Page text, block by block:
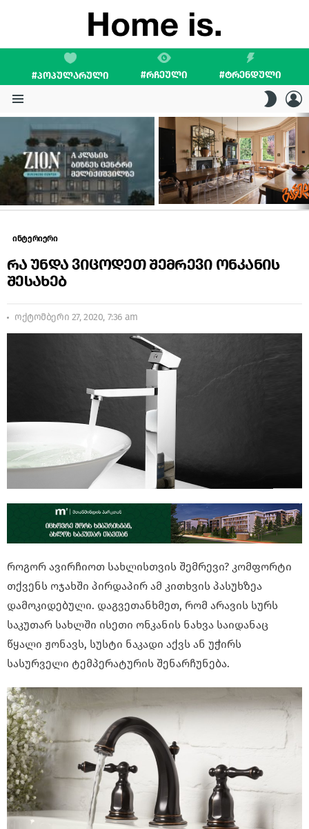
#ᲞᲝᲞᲣᲚᲐᲠᲣᲚᲘ #ᲠᲩᲔᲣᲚᲘ #ᲢᲠᲔᲜᲓᲣᲚᲘ
SKIN
STORIES
ინტერიერი
რა უნდა ვიცოდეთ შემრევი ონკანის
შესახებ
ოქტომბერი 27, 2020, 7:36 am
როგორ ავირჩიოთ სახლისთვის შემრევი? კომფორტი
თქვენს ოჯახში პირდაპირ ამ კითხვის პასუხზეა
დამოკიდებული. დაგვეთანხმეთ, რომ არავის სურს
საკუთარ სახლში ისეთი ონკანის ნახვა საიდანაც
წყალი ჟონავს, სუსტი ნაკადი აქვს ან უჭირს
სასურველი ტემპერატურის შენარჩუნება.